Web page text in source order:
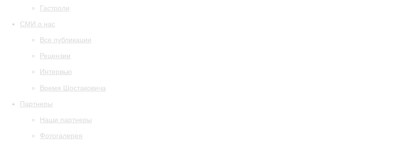
Гастроли
СМИ о нас
Все публикации
Рецензии
Интервью
Время Шостаковича
Партнеры
Наши партнеры
Фотогалерея